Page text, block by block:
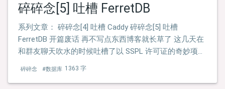
碎碎念[5] 吐槽 FerretDB
系列文章： 碎碎念[4] 吐槽 Caddy 碎碎念[5] 吐槽
FerretDB 开篇废话 再不写点东西博客就长草了 这几天在
和群友聊天吹水的时候吐槽了以 SSPL 许可证的奇妙项
目，然后想起来了 MongoDB ，然后知道了 FerretDB 这
碎碎念 #数据库 1363 字